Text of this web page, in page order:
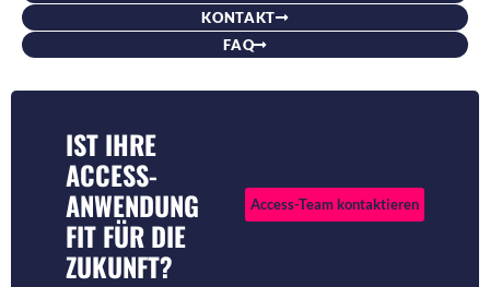
KONTAKT
FAQ
IST IHRE
ACCESS-
ANWENDUNG
FIT FÜR DIE
ZUKUNFT?
Access-Team kontaktieren